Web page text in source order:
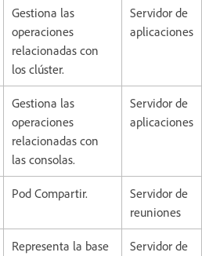
Gestiona las
operaciones
relacionadas con
los clúster.
Servidor de
aplicaciones
Gestiona las
operaciones
relacionadas con
las consolas.
Servidor de
aplicaciones
Pod Compartir.
Servidor de
reuniones
Representa la base
Servidor de